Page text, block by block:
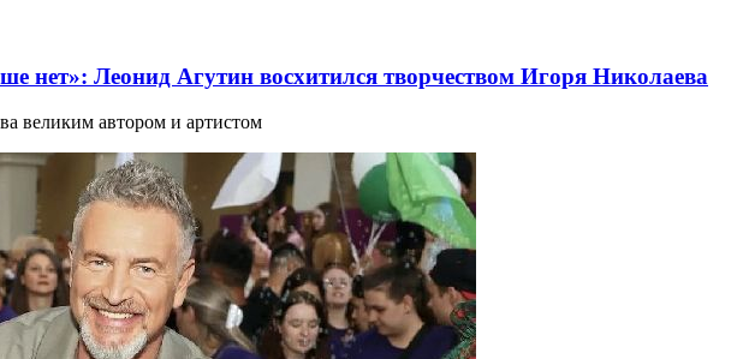
нет»: Леонид Агутин восхитился творчеством Игоря Николаева
великим автором и артистом